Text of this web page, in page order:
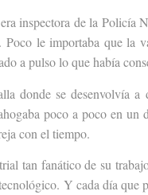
inspectora de la
Poco le importaba que la
a pulso lo que había
donde se desenvolvía a
poco a poco en
con el tiempo.
tan fanático de su
Y cada día que